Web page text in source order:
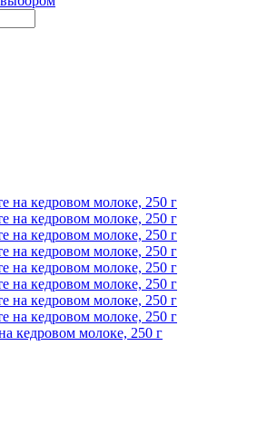
кедровом молоке, 250 г